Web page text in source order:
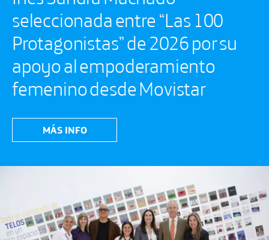
seleccionada entre “Las 100
Protagonistas” de 2026 por su
apoyo al empoderamiento
femenino desde Movistar
MÁS INFO